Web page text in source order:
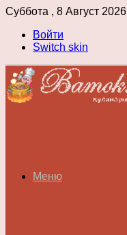
Суббота , 8 Август 2026
Войти
Switch skin
Меню